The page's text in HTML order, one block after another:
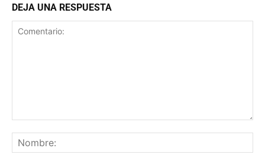
DEJA UNA RESPUESTA